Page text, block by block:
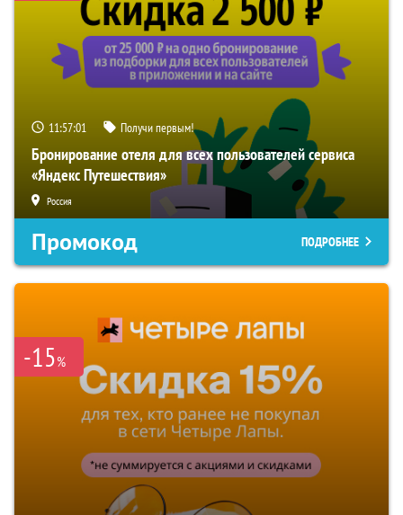
11:57:00 Получи первым!
Бронирование отеля для всех пользователей сервиса
«Яндекс Путешествия»
Россия
Промокод ПОДРОБНЕЕ
-15%